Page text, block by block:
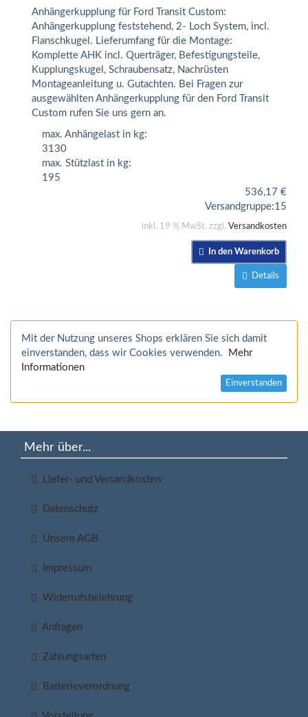
Anhängerkupplung für Ford Transit Custom:
Anhängerkupplung feststehend, 2- Loch System, incl.
Flanschkugel. Lieferumfang für die Montage:
Komplette AHK incl. Querträger, Befestigungsteile,
Kupplungskugel, Schraubensatz, Nachrüsten
Montageanleitung u. Gutachten. Bei Fragen zur
ausgewählten Anhängerkupplung für den Ford Transit
Custom rufen Sie uns gern an.
max. Anhängelast in kg:
3130
max. Stützlast in kg:
195
536,17 €
Versandgruppe:15
inkl. 19 % MwSt. zzgl. Versandkosten
In den Warenkorb
Details
Mit der Nutzung unseres Shops erklären Sie sich damit
einverstanden, dass wir Cookies verwenden.
Mehr
Informationen
Einverstanden
Mehr über...
Liefer- und Versandkosten
Datenschutz
Unsere AGB
Impressum
Widerrufsbelehrung
Anfragen
Zahlungsarten
Batterieverordnung